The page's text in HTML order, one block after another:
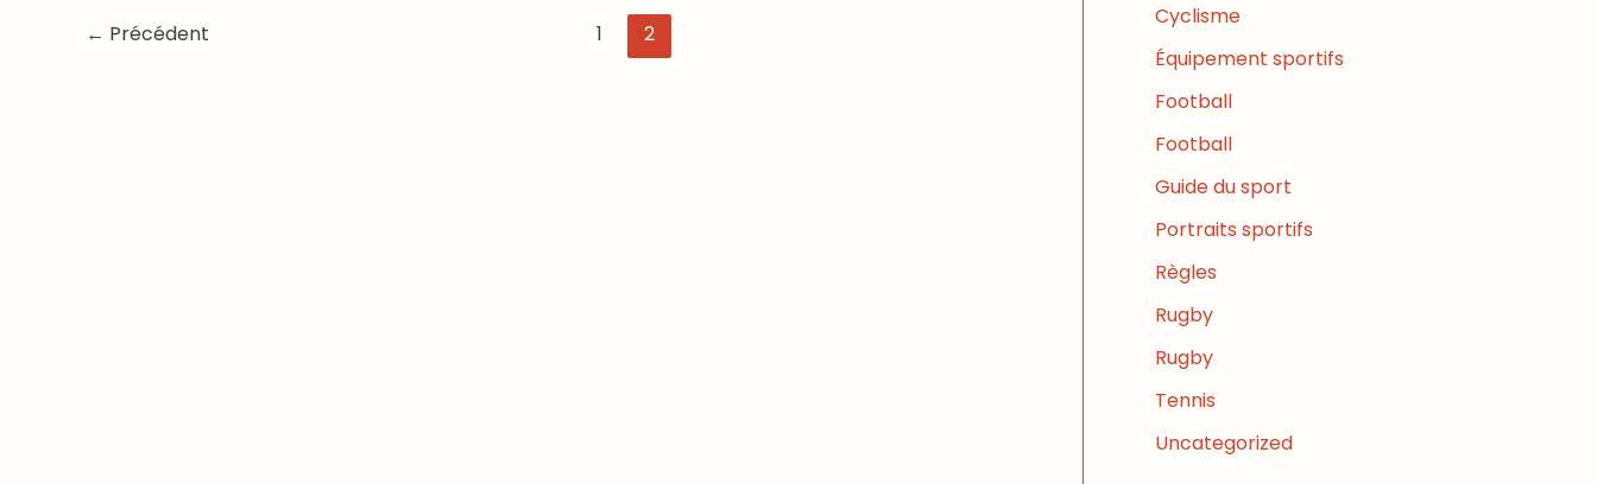
← Précédent 1 2
Cyclisme
Équipement sportifs
Football
Football
Guide du sport
Portraits sportifs
Règles
Rugby
Rugby
Tennis
Uncategorized